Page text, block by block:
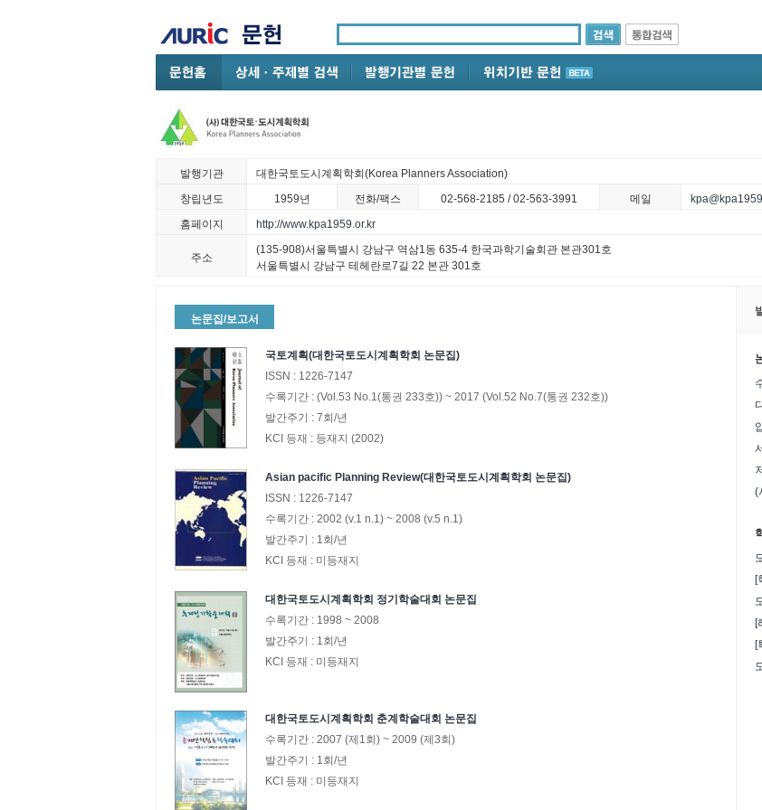
발행기관
대한국토도시계획학회(Korea Planners Association)
창립년도
1959년 전화/팩스 02-568-2185 / 02-563-3991 메일
홈페이지
http://www.kpa1959.or.kr
주소
(135-908)서울특별시 강남구 역삼1동 635-4 한국과학기술회관 본관301호
서울특별시 강남구 테헤란로7길 22 본관 301호
논문집/보고서
국토계획(대한국토도시계획학회 논문집)
ISSN : 1226-7147
수록기간 : (Vol.53 No.1(통권 233호)) ~ 2017 (Vol.52 No.7(통권 232호))
발간주기 : 7회/년
KCI 등재 : 등재지 (2002)
Asian pacific Planning Review(대한국토도시계획학회 논문집)
ISSN : 1226-7147
수록기간 : 2002 (v.1 n.1) ~ 2008 (v.5 n.1)
발간주기 : 1회/년
KCI 등재 : 미등재지
대한국토도시계획학회 정기학술대회 논문집
수록기간 : 1998 ~ 2008
발간주기 : 1회/년
KCI 등재 : 미등재지
대한국토도시계획학회 춘계학술대회 논문집
수록기간 : 2007 (제1회) ~ 2009 (제3회)
발간주기 : 1회/년
KCI 등재 : 미등재지
(
[
[
[